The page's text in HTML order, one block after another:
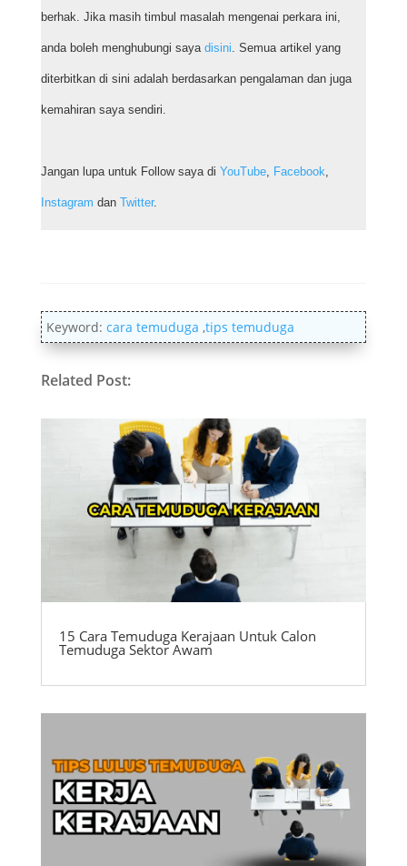
berhak. Jika masih timbul masalah mengenai perkara ini,
anda boleh menghubungi saya disini. Semua artikel yang
diterbitkan di sini adalah berdasarkan pengalaman dan juga
kemahiran saya sendiri.
Jangan lupa untuk Follow saya di YouTube, Facebook,
Instagram dan Twitter.
Keyword: cara temuduga ,tips temuduga
Related Post:
15 Cara Temuduga Kerajaan Untuk Calon
Temuduga Sektor Awam